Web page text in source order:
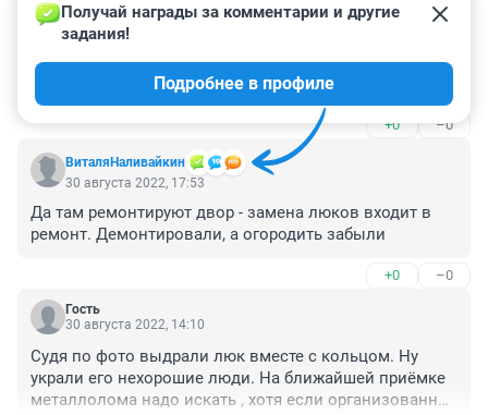
30 августа 2022, 22:50
На дорогу надо внимательнее смотреть, а не
ковыряться в своих телефонах!!! Так и ребёнка можно
+0 –0
ВиталяНаливайкин
Получай награды за комментарии и другие
задания!
Подробнее в профиле
30 августа 2022, 17:53
Да там ремонтируют двор - замена люков входит в
ремонт. Демонтировали, а огородить забыли
+0 –0
Гость
30 августа 2022, 14:10
Судя по фото выдрали люк вместе с кольцом. Ну
украли его нехорошие люди. На ближайшей приёмке
металлолома надо искать , хотя если организованно,